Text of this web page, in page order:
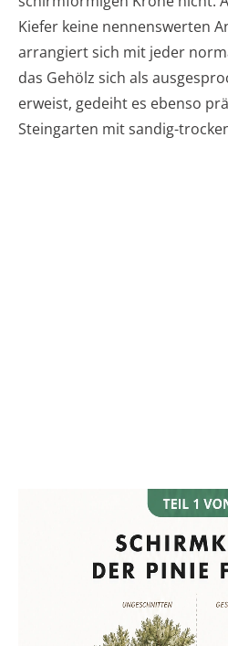
Kiefer keine nennenswerten
arrangiert sich mit jeder
das Gehölz sich als
erweist, gedeiht es ebenso
Steingarten mit sandig-